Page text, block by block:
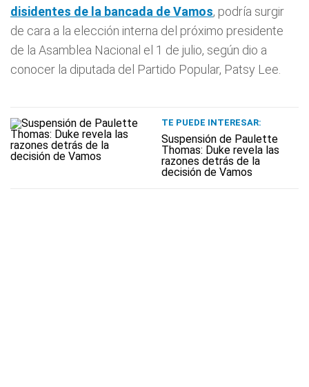
disidentes de la bancada deVamos, podría surgir
de cara a la elección interna del próximo presidente
de la Asamblea Nacional el 1 de julio, según dio a
conocer la diputada del Partido Popular, Patsy Lee.
TE PUEDE INTERESAR:
Suspensión de Paulette
Thomas: Duke revela las
razones detrás de la
decisión de Vamos